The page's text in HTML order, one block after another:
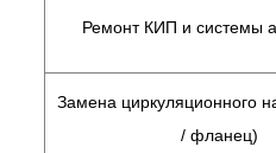
Ремонт КИП и системы
Замена циркуляционного
/ фланец)